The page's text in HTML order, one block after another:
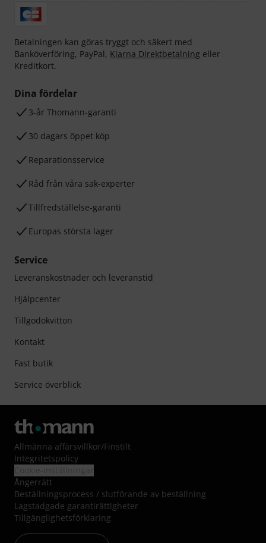
Betalningen kan göras tryggt och säkert med
Banköverföring, PayPal, Klarna Direktbetalning eller
Kreditkort.
Dina fördelar
3-år Thomann-garanti
30 dagars öppet köp
Reparationsservice
Råd från våra sak-experter
Tillfredställelse-garanti
Europas största lager
Service
Leveranskostnader och leveranstid
Hjälpcenter
Tillgodokvitton
Kontakt
Fast butik
Service överblick
Allmänna affärsvillkor/Finstilt
Integritetspolicy
Ångerrätt
Beställningsprocess / slutförande av beställning
Lagstadgade garantirättigheter
Tillgänglighetsförklaring